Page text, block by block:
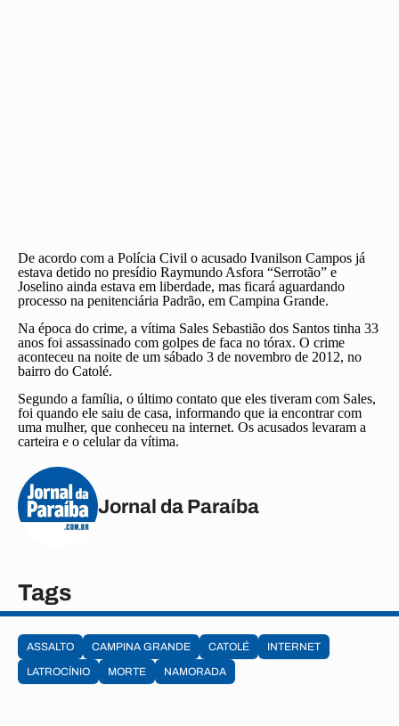
De acordo com a Polícia Civil o acusado Ivanilson Campos já
estava detido no presídio Raymundo Asfora “Serrotão” e
Joselino ainda estava em liberdade, mas ficará aguardando
processo na penitenciária Padrão, em Campina Grande.
Na época do crime, a vítima Sales Sebastião dos Santos tinha 33
anos foi assassinado com golpes de faca no tórax. O crime
aconteceu na noite de um sábado 3 de novembro de 2012, no
bairro do Catolé.
Segundo a família, o último contato que eles tiveram com Sales,
foi quando ele saiu de casa, informando que ia encontrar com
uma mulher, que conheceu na internet. Os acusados levaram a
carteira e o celular da vítima.
Jornal da Paraíba
Tags
ASSALTO CAMPINA GRANDE CATOLÉ
INTERNET
LATROCÍNIO
MORTE NAMORADA